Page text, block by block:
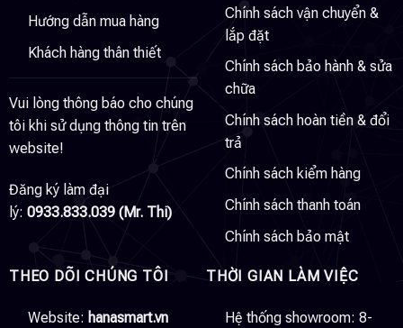
Hướng dẫn mua hàng
Khách hàng thân thiết
Vui lòng thông báo cho chúng
tôi khi sử dụng thông tin trên
website!
Đăng ký làm đại
lý: 0933.833.039 (Mr. Thi)
Chính sách vận chuyển &
lắp đặt
Chính sách bảo hành & sửa
chữa
Chính sách hoàn tiền & đổi
trả
Chính sách kiểm hàng
Chính sách thanh toán
Chính sách bảo mật
THEO DÕI CHÚNG TÔI
Website: hanasmart.vn
THỜI GIAN LÀM VIỆC
Hệ thống showroom: 8-